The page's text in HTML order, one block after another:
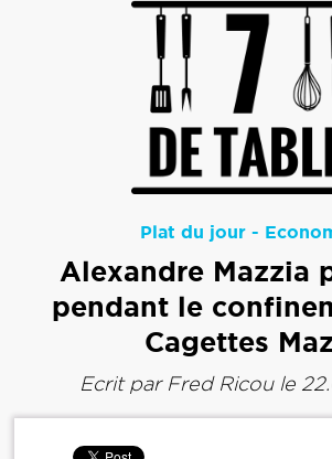
Plat du jour-
Alexandre Mazzia
pendant le
Cagettes
Ecrit par Fred Ricoule